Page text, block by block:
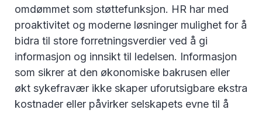
omdømmet som støttefunksjon. HR har med
proaktivitet og moderne løsninger mulighet for å
bidra til store forretningsverdier ved å gi
informasjon og innsikt til ledelsen. Informasjon
som sikrer at den økonomiske bakrusen eller
økt sykefravær ikke skaper uforutsigbare ekstra
kostnader eller påvirker selskapets evne til å